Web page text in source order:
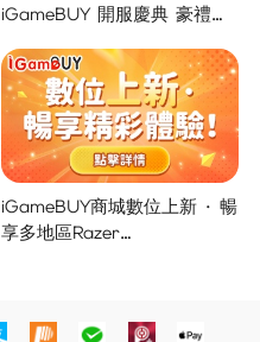
iGameBUY 開服慶典 豪禮集
iGameBUY商城數位上新 · 暢
享多地區Razer